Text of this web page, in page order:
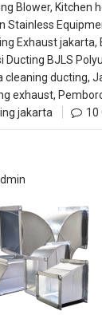
Blower, Kitchen
Stainless
Exhaust jakarta,
Ducting BJLS
cleaning ducting,
exhaust,
jakarta 10